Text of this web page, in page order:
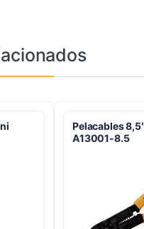
Pelacables
A13001-8.5